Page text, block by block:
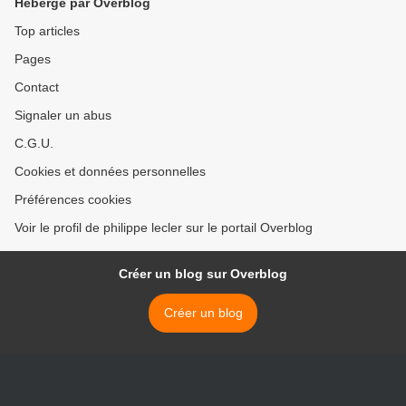
Top articles
Pages
Contact
Signaler un abus
C.G.U.
Cookies et données personnelles
Préférences cookies
Voir le profil de philippe lecler sur le portail Overblog
Créer un blog sur Overblog
Créer un blog